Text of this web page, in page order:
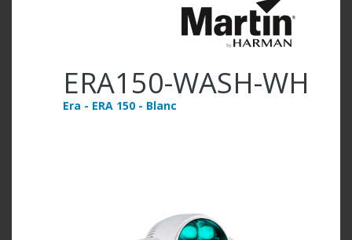
ERA150-WASH-WH
Era - ERA 150 - Blanc